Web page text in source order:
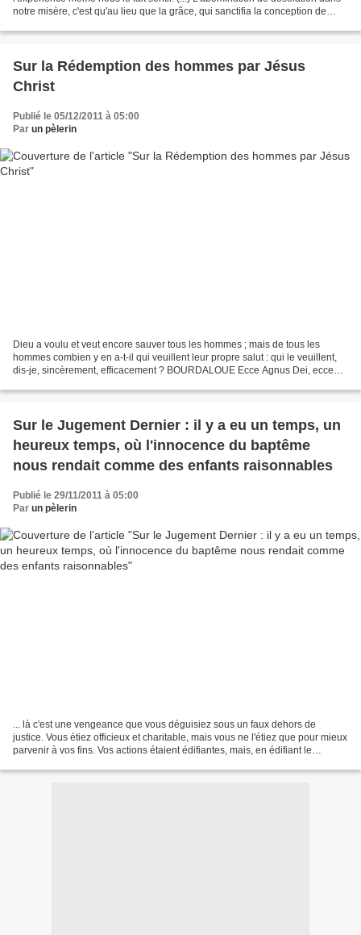
notre misère, c'est qu'au lieu que la grâce, qui sanctifia la conception de
Sur la Rédemption des hommes par Jésus
Christ
Publié le 05/12/2011 à 05:00
Par un pèlerin
Dieu a voulu et veut encore sauver tous les hommes ; mais de tous les
hommes combien y en a-t-il qui veuillent leur propre salut : qui le veuillent,
dis-je, sincèrement, efficacement ? BOURDALOUE Ecce Agnus Dei, ecce
Sur le Jugement Dernier : il y a eu un temps, un
heureux temps, où l'innocence du baptême
nous rendait comme des enfants raisonnables
Publié le 29/11/2011 à 05:00
Par un pèlerin
... là c'est une vengeance que vous déguisiez sous un faux dehors de
justice. Vous étiez officieux et charitable, mais vous ne l'étiez que pour mieux
parvenir à vos fins. Vos actions étaient édifiantes, mais, en édifiant le